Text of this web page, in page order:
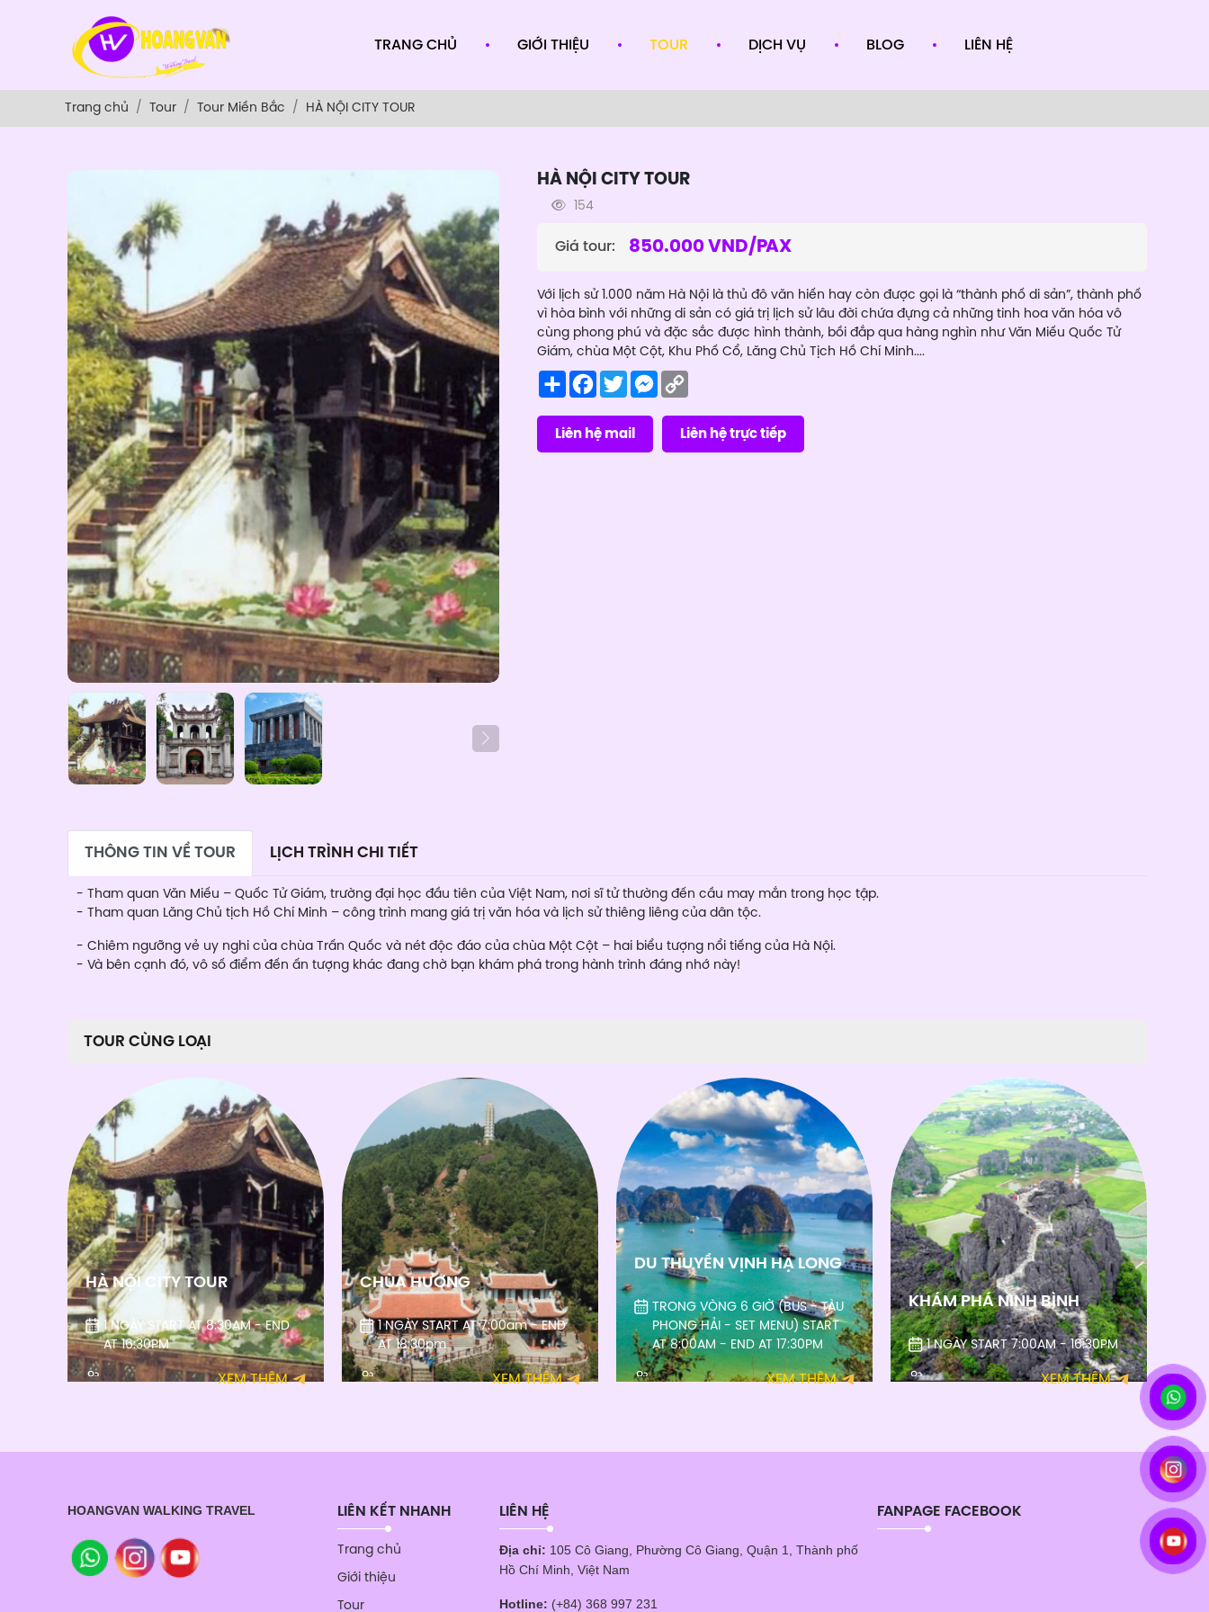
TRANG CHỦ GIỚI THIỆU TOUR DỊCH VỤ BLOG LIÊN HỆ
Trang chủ Tour Tour Miền Bắc HÀ NỘI CITY TOUR
HÀ NỘI CITY TOUR
154
Giá tour: 850.000 VND/PAX
Với lịch sử 1.000 năm Hà Nội là thủ đô văn hiến hay còn được gọi là “thành phố di sản”, thành phố
vì hòa bình với những di sản có giá trị lịch sử lâu đời chứa đựng cả những tinh hoa văn hóa vô
cùng phong phú và đặc sắc được hình thành, bồi đắp qua hàng nghìn như Văn Miếu Quốc Tử
Giám, chùa Một Cột, Khu Phố Cổ, Lăng Chủ Tịch Hồ Chí Minh....
ShareFacebook
TwitterMessenger
Copy
Link
Liên hệ mail Liên hệ trực tiếp
THÔNG TIN VỀ TOUR LỊCH TRÌNH CHI TIẾT
- Tham quan Văn Miếu – Quốc Tử Giám, trường đại học đầu tiên của Việt Nam, nơi sĩ tử thường đến cầu may mắn trong học tập.
- Tham quan Lăng Chủ tịch Hồ Chí Minh – công trình mang giá trị văn hóa và lịch sử thiêng liêng của dân tộc.
- Chiêm ngưỡng vẻ uy nghi của chùa Trấn Quốc và nét độc đáo của chùa Một Cột – hai biểu tượng nổi tiếng của Hà Nội.
- Và bên cạnh đó, vô số điểm đến ấn tượng khác đang chờ bạn khám phá trong hành trình đáng nhớ này!
TOUR CÙNG LOẠI
HÀ NỘI CITY TOUR
1 NGÀY START AT 8:30AM - END
AT 16:30PM
XEM THÊM
CHÙA HƯƠNG
1 NGÀY START AT 7:00am - END
AT 18:30pm
XEM THÊM
DU THUYỀN VỊNH HẠ LONG
TRONG VÒNG 6 GIỜ (BUS - TÀU
PHONG HẢI - SET MENU) START
AT 8:00AM - END AT 17:30PM
XEM THÊM
KHÁM PHÁ NINH BÌNH
1 NGÀY START 7:00AM - 16:30PM
XEM THÊM
HOANGVAN WALKING TRAVEL LIÊN KẾT NHANH
Trang chủ
Giới thiệu
Tour
LIÊN HỆ
Địa chỉ: 105 Cô Giang, Phường Cô Giang, Quận 1, Thành phố
Hồ Chí Minh, Việt Nam
Hotline: (+84) 368 997 231
FANPAGE FACEBOOK